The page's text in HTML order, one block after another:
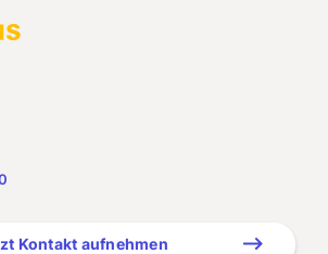
Kontakt aufnehmen